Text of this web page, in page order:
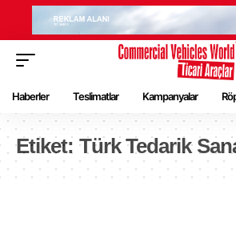
Haberler Teslimatlar Kampanyalar
Etiket: Türk Tedarik